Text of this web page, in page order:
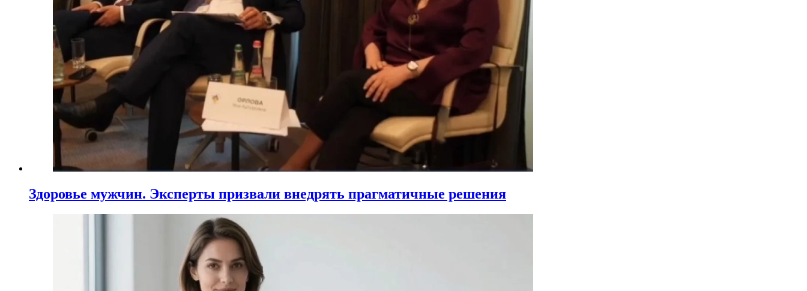
Здоровье мужчин. Эксперты призвали внедрять прагматичные решения